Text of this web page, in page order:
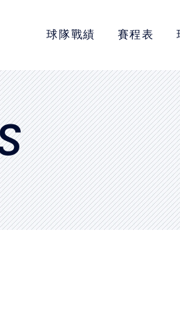
球隊戰績 賽程表
隱私權政策
網站使用條款
LINK
教育部體育署
中華民國大專院校